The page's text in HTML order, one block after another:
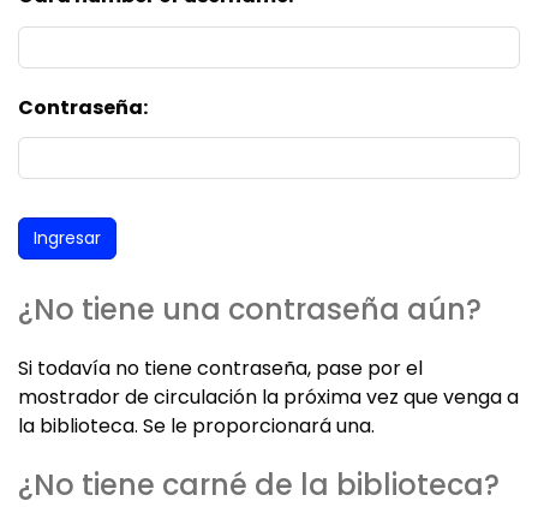
Contraseña:
¿No tiene una contraseña aún?
Si todavía no tiene contraseña, pase por el
mostrador de circulación la próxima vez que venga a
la biblioteca. Se le proporcionará una.
¿No tiene carné de la biblioteca?